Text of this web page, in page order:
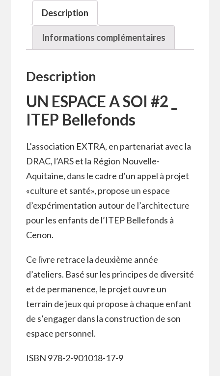
Description
Informations complémentaires
Description
UN ESPACE A SOI #2 _
ITEP Bellefonds
L’association EXTRA, en partenariat avec la
DRAC, l’ARS et la Région Nouvelle-
Aquitaine, dans le cadre d’un appel à projet
«culture et santé», propose un espace
d’expérimentation autour de l’architecture
pour les enfants de l’ITEP Bellefonds à
Cenon.
Ce livre retrace la deuxième année
d’ateliers. Basé sur les principes de diversité
et de permanence, le projet ouvre un
terrain de jeux qui propose à chaque enfant
de s’engager dans la construction de son
espace personnel.
ISBN 978-2-901018-17-9